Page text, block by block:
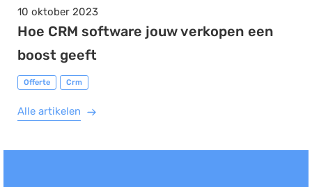
10 oktober 2023
Hoe CRM software jouw verkopen een
boost geeft
Offerte Crm
Alle artikelen